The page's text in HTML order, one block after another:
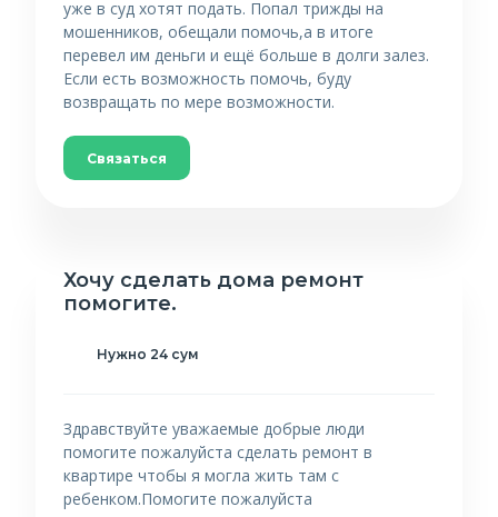
уже в суд хотят подать. Попал трижды на
мошенников, обещали помочь,а в итоге
перевел им деньги и ещё больше в долги залез.
Если есть возможность помочь, буду
возвращать по мере возможности.
Связаться
Хочу сделать дома ремонт
помогите.
Нужно 24 сум
Здравствуйте уважаемые добрые люди
помогите пожалуйста сделать ремонт в
квартире чтобы я могла жить там с
ребенком.Помогите пожалуйста